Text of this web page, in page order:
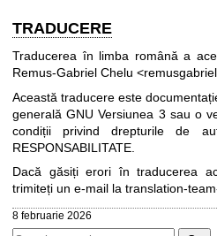
TRADUCERE
Traducerea în limba română a
Remus-Gabriel Chelu
Această traducere este
generală GNU Versiunea 3 sau o
condiții privind drepturile de
RESPONSABILITATE.
Dacă găsiți erori în traducerea
trimiteți un e-mail la translation-
8 februarie 2026